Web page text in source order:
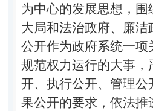
为中心的发展思想，
大局和法治政府、廉洁
公开作为政府系统一项
规范权力运行的大事，
开、执行公开、管理公
果公开的要求，依法推